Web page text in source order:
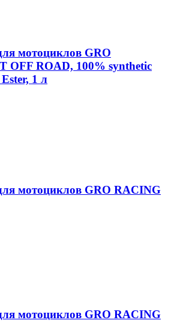
мотоциклов GRO
OFF ROAD, 100% synthetic
1 л
мотоциклов GRO RACING
мотоциклов GRO RACING